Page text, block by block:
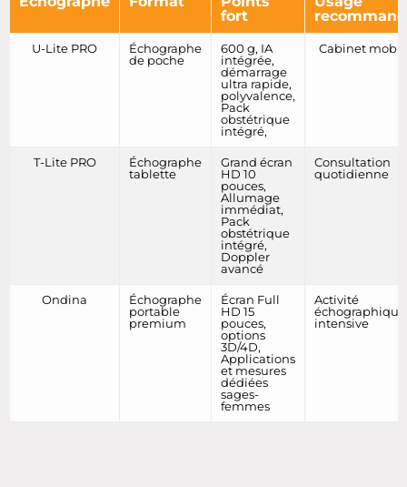
fort
U-Lite PRO
Échographe
de poche
600 g, IA
intégrée,
démarrage
ultra rapide,
polyvalence,
Pack
obstétrique
intégré,
Cabinet
T-Lite PRO
Échographe
tablette
Grand écran
HD 10
pouces,
Allumage
immédiat,
Pack
obstétrique
intégré,
Doppler
avancé
Consultation
quotidienne
Ondina
Échographe
portable
premium
Écran Full
HD 15
pouces,
options
3D/4D,
Applications
et mesures
dédiées
sages-
femmes
Activité
échographique
intensive